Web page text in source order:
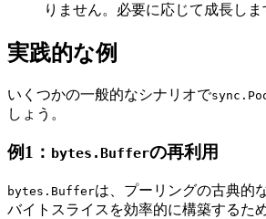
りません。必要に応じて成長しま
実践的な例
いくつかの一般的なシナリオで
しょう。
例1： bytes.Bufferの再利用
bytes.Bufferは、プーリングの古典的
バイトスライスを効率的に構築するた